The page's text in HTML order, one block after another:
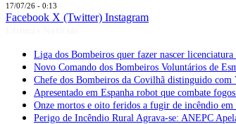
17/07/26 - 0:13
Facebook X (Twitter) Instagram
Liga dos Bombeiros quer fazer nascer
Novo Comando dos Bombeiros Voluntários de
Chefe dos Bombeiros da Covilhã distinguido
Apresentado em Espanha robot que combate
Onze mortos e oito feridos a fugir de incêndio em
Perigo de Incêndio Rural Agrava-se: ANEPC